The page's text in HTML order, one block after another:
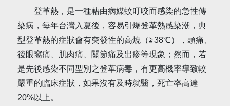
登革熱，是一種藉由病媒蚊叮咬而感染的急性傳
染病，每年台灣入夏後，容易引爆登革熱感染潮，典
型登革熱的症狀會有突發性的高燒（≧38℃），頭痛、
後眼窩痛、肌肉痛、關節痛及出疹等現象；然而，若
是先後感染不同型別之登革病毒，有更高機率導致較
嚴重的臨床症狀，如果沒有及時就醫，死亡率高達
20%以上。